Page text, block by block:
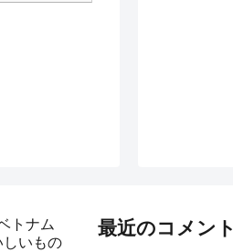
トナム
いもの
最近のコメント